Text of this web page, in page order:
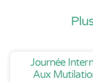
Journée
Aux